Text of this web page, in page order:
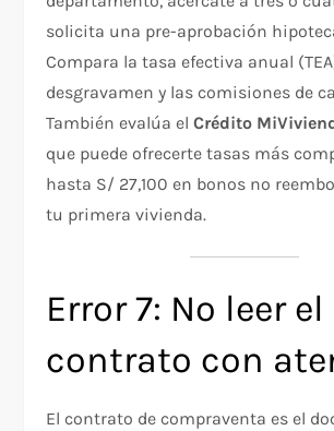
solicita una pre-aprobación
Compara la tasa efectiva anual
desgravamen y las comisiones de
También evalúa elCrédito
que puede ofrecerte tasas más
hasta S/ 27,100 en bonos no
tu primera vivienda.
Error 7: No leer el
contrato con
El contrato de compraventa es el